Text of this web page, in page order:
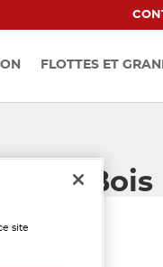
FLOTTES ET
Bois
site